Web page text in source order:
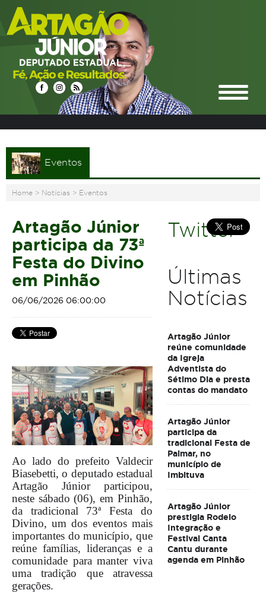
Eventos
Home > Notícias > Eventos
Artagão Júnior
participa da 73ª
Festa do Divino
em Pinhão
06/06/2026 06:00:00
Ao lado do prefeito Valdecir
Biasebetti, o deputado estadual
Artagão Júnior participou,
neste sábado (06), em Pinhão,
da tradicional 73ª Festa do
Divino, um dos eventos mais
importantes do município, que
reúne famílias, lideranças e a
comunidade para manter viva
uma tradição que atravessa
gerações.
Twitter
Últimas
Notícias
Artagão Júnior
reúne comunidade
da Igreja
Adventista do
Sétimo Dia e presta
contas do mandato
Artagão Júnior
participa da
tradicional Festa de
Palmar, no
município de
Imbituva
Artagão Júnior
prestigia Rodeio
Integração e
Festival Canta
Cantu durante
agenda em Pinhão